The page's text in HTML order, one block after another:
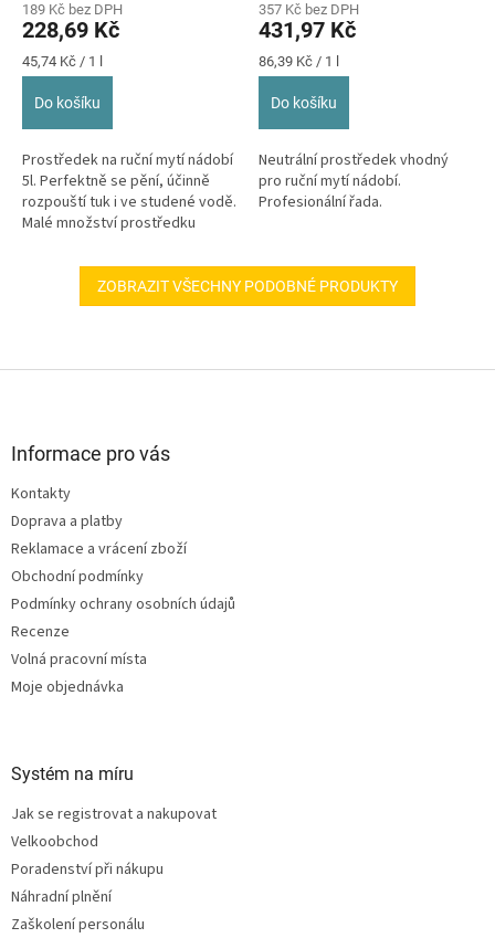
189 Kč bez DPH
228,69 Kč
Měrná
cena:
45,74 Kč / 1 l
Do košíku
Prostředek na ruční mytí nádobí
5l. Perfektně se pění, účinně
rozpouští tuk i ve studené vodě.
Malé množství prostředku
357 Kč bez DPH
431,97 Kč
Měrná
cena:
86,39 Kč / 1 l
Do košíku
Neutrální prostředek vhodný
pro ruční mytí nádobí.
Profesionální řada.
ZOBRAZIT VŠECHNY PODOBNÉ PRODUKTY
Informace pro vás
Kontakty
Doprava a platby
Reklamace a vrácení zboží
Obchodní podmínky
Podmínky ochrany osobních údajů
Recenze
Volná pracovní místa
Moje objednávka
Systém na míru
Jak se registrovat a nakupovat
Velkoobchod
Poradenství při nákupu
Náhradní plnění
Zaškolení personálu